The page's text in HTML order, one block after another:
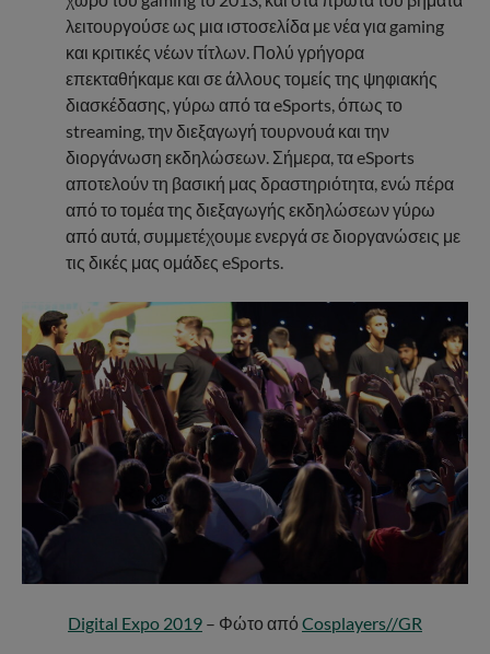
λειτουργούσε ως μια ιστοσελίδα με νέα για gaming
και κριτικές νέων τίτλων. Πολύ γρήγορα
επεκταθήκαμε και σε άλλους τομείς της ψηφιακής
διασκέδασης, γύρω από τα eSports, όπως το
streaming, την διεξαγωγή τουρνουά και την
διοργάνωση εκδηλώσεων. Σήμερα, τα eSports
αποτελούν τη βασική μας δραστηριότητα, ενώ πέρα
από το τομέα της διεξαγωγής εκδηλώσεων γύρω
από αυτά, συμμετέχουμε ενεργά σε διοργανώσεις με
τις δικές μας ομάδες eSports.
Digital Expo 2019 – Φώτο από Cosplayers//GR